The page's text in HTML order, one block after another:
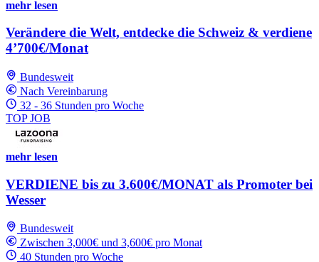
mehr lesen
Verändere die Welt, entdecke die Schweiz & verdiene
4’700€/Monat
Bundesweit
Nach Vereinbarung
32 - 36 Stunden pro Woche
TOP JOB
mehr lesen
VERDIENE bis zu 3.600€/MONAT als Promoter bei
Wesser
Bundesweit
Zwischen 3,000€ und 3,600€ pro Monat
40 Stunden pro Woche